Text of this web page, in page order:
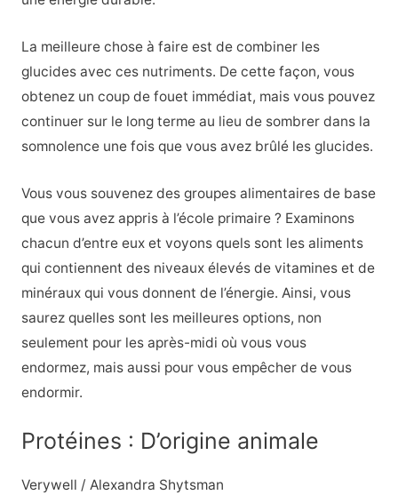
La meilleure chose à faire est de combiner les
glucides avec ces nutriments. De cette façon, vous
obtenez un coup de fouet immédiat, mais vous pouvez
continuer sur le long terme au lieu de sombrer dans la
somnolence une fois que vous avez brûlé les glucides.
Vous vous souvenez des groupes alimentaires de base
que vous avez appris à l’école primaire ? Examinons
chacun d’entre eux et voyons quels sont les aliments
qui contiennent des niveaux élevés de vitamines et de
minéraux qui vous donnent de l’énergie. Ainsi, vous
saurez quelles sont les meilleures options, non
seulement pour les après-midi où vous vous
endormez, mais aussi pour vous empêcher de vous
endormir.
Protéines : D’origine animale
Verywell / Alexandra Shytsman